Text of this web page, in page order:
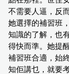
不需要人逼，反
她選擇的補習班
知識的了解，也
得快而準。她提
補習班合適，始
知佢講乜，就要